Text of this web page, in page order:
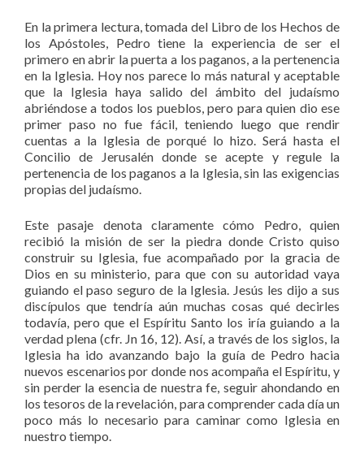
En la primera lectura, tomada del Libro de los Hechos de
los Apóstoles, Pedro tiene la experiencia de ser el
primero en abrir la puerta a los paganos, a la pertenencia
en la Iglesia. Hoy nos parece lo más natural y aceptable
que la Iglesia haya salido del ámbito del judaísmo
abriéndose a todos los pueblos, pero para quien dio ese
primer paso no fue fácil, teniendo luego que rendir
cuentas a la Iglesia de porqué lo hizo. Será hasta el
Concilio de Jerusalén donde se acepte y regule la
pertenencia de los paganos a la Iglesia, sin las exigencias
propias del judaísmo.
Este pasaje denota claramente cómo Pedro, quien
recibió la misión de ser la piedra donde Cristo quiso
construir su Iglesia, fue acompañado por la gracia de
Dios en su ministerio, para que con su autoridad vaya
guiando el paso seguro de la Iglesia. Jesús les dijo a sus
discípulos que tendría aún muchas cosas qué decirles
todavía, pero que el Espíritu Santo los iría guiando a la
verdad plena (cfr. Jn 16, 12). Así, a través de los siglos, la
Iglesia ha ido avanzando bajo la guía de Pedro hacia
nuevos escenarios por donde nos acompaña el Espíritu, y
sin perder la esencia de nuestra fe, seguir ahondando en
los tesoros de la revelación, para comprender cada día un
poco más lo necesario para caminar como Iglesia en
nuestro tiempo.